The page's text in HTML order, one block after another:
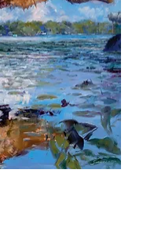
rapide